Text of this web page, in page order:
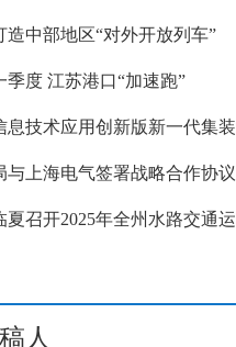
造中部地区“对外开放列车”
季度 江苏港口“加速跑”
与上海电气签署战略合作协议
人